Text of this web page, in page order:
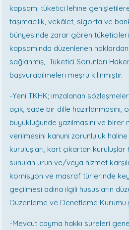
kapsamı tüketici lehine
taşımacılık, vekâlet, sigorta ve
bünyesinde zarar gören
kapsamında düzenlenen
sağlanmış, Tüketici Sorunları
başvurabilmeleri meşru kılınmıştır.
-Yeni TKHK; imzalanan
açık, sade bir dille
büyüklüğünde yazılmasını ve birer
verilmesini kanuni zorunluluk
kuruluşları, kart çıkartan
sunulan ürün ve/veya hizmet
komisyon ve masraf türlerinde
geçilmesi adına ilgili hususların
Düzenleme ve Denetleme Kurumu
-Mevcut cayma hakkı süreleri